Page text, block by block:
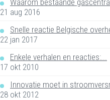
21 aug 2016
Snelle reactie Belgische
22 jan 2017
Enkele verhalen en reacties:...
17 okt 2010
Innovatie moet in
28 okt 2012